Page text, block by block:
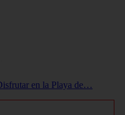
en la Playa de…